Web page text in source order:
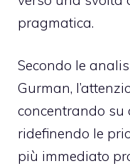
pragmatica.
Secondo le
Gurman,
concentrando su
ridefinendo le
più immediato